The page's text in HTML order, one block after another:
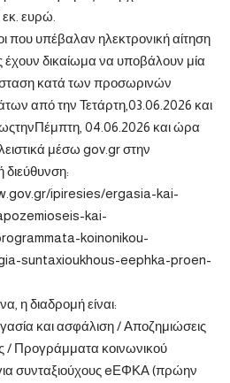
ευρώ.
που υπέβαλαν ηλεκτρονική αίτηση
έχουν δικαίωμα να υποβάλουν μία
κατά των προσωρινών
από την Τετάρτη,03.06.2026 και
04.06.2026 και ώρα
μέσω gov.gr στην
διεύθυνση:
ipiresies/ergasia-kai-
kai-
koinonikou-
suntaxioukhous-eephka-proen-
η διαδρομή είναι:
και ασφάλιση / Αποζημιώσεις
/ Προγράμματα κοινωνικού
συνταξιούχους eΕΦΚΑ (πρώην